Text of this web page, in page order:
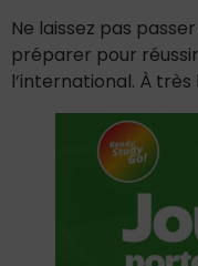
Ne laissez pas
préparer pour
l’international. À très